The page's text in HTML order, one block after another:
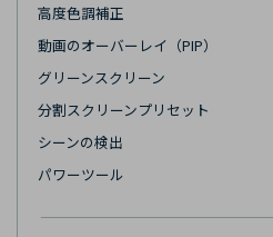
高度色調補正
動画のオーバーレイ（PIP）
グリーンスクリーン
分割スクリーンプリセット
シーンの検出
パワーツール